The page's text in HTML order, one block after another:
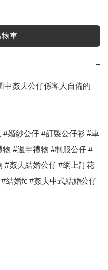
物車
−
中姦夫公仔係客人自備的
#婚紗公仔 #訂製公仔衫 #車
#週年禮物 #制服公仔 #
#姦夫結婚公仔 #網上訂花
結婚fc #姦夫中式結婚公仔